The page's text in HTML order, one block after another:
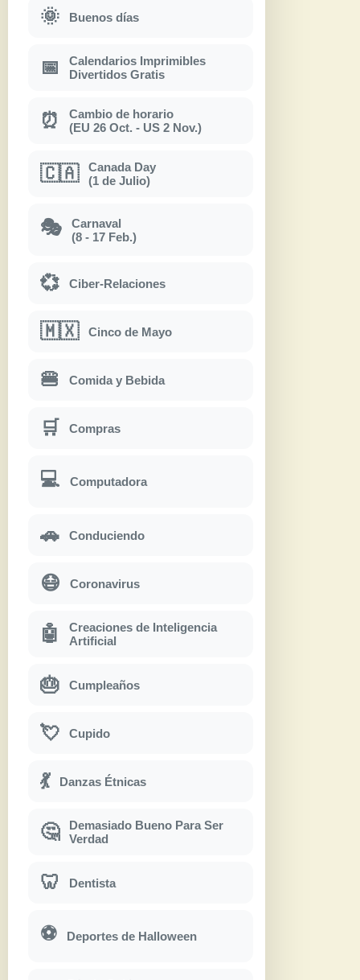
🌞 Buenos días
📅
Calendarios Imprimibles
Divertidos Gratis
⏰
Cambio de horario
(EU 26 Oct. - US 2 Nov.)
🇨🇦
Canada Day
(1 de Julio)
🎭
Carnaval
(8 - 17 Feb.)
💞 Ciber-Relaciones
🇲🇽 Cinco de Mayo
🍔 Comida y Bebida
🛒 Compras
💻 Computadora
🚗 Conduciendo
😷 Coronavirus
🤖
Creaciones de Inteligencia
Artificial
🎂 Cumpleaños
💘 Cupido
💃 Danzas Étnicas
🤔
Demasiado Bueno Para Ser
Verdad
🦷 Dentista
⚽ Deportes de Halloween